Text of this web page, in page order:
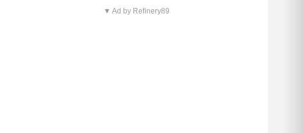
▼ Ad by Refinery89